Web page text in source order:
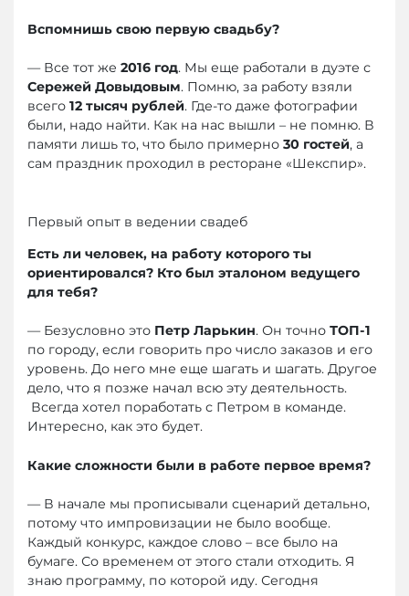
Вспомнишь свою первую свадьбу?
— Все тот же 2016 год. Мы еще работали в дуэте с
Сережей Довыдовым. Помню, за работу взяли
всего 12 тысяч рублей. Где-то даже фотографии
были, надо найти. Как на нас вышли – не помню. В
памяти лишь то, что было примерно 30 гостей, а
сам праздник проходил в ресторане «Шекспир».
Первый опыт в ведении свадеб
Есть ли человек, на работу которого ты
ориентировался? Кто был эталоном ведущего
для тебя?
— Безусловно это Петр Ларькин. Он точно ТОП-1
по городу, если говорить про число заказов и его
уровень. До него мне еще шагать и шагать. Другое
дело, что я позже начал всю эту деятельность.
Всегда хотел поработать с Петром в команде.
Интересно, как это будет.
Какие сложности были в работе первое время?
— В начале мы прописывали сценарий детально,
потому что импровизации не было вообще.
Каждый конкурс, каждое слово – все было на
бумаге. Со временем от этого стали отходить. Я
знаю программу, по которой иду. Сегодня